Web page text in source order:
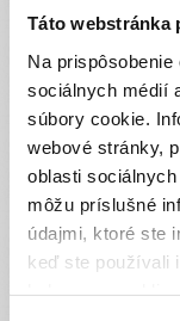
Táto webstránka
Na
sociálnych médií
súbory cookie.
webové stránky,
oblasti
môžu príslušné
údajmi, ktoré ste
keď ste používali
Pomôžte
Vďaka
pokryť
organizácie.